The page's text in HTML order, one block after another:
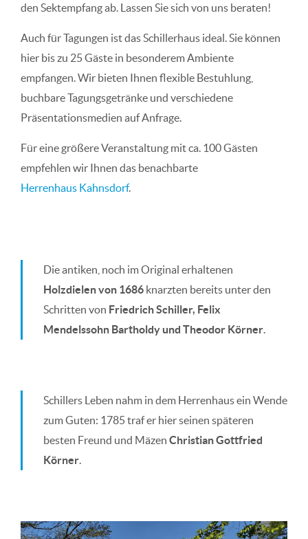
den Sektempfang ab. Lassen Sie sich von uns beraten!
Auch für Tagungen ist das Schillerhaus ideal. Sie können
hier bis zu 25 Gäste in besonderem Ambiente
empfangen. Wir bieten Ihnen flexible Bestuhlung,
buchbare Tagungsgetränke und verschiedene
Präsentationsmedien auf Anfrage.
Für eine größere Veranstaltung mit ca. 100 Gästen
empfehlen wir Ihnen das benachbarte
Herrenhaus Kahnsdorf.
Die antiken, noch im Original erhaltenen
Holzdielen von 1686 knarzten bereits unter den
Schritten von Friedrich Schiller, Felix
Mendelssohn Bartholdy und Theodor Körner.
Schillers Leben nahm in dem Herrenhaus ein Wende
zum Guten: 1785 traf er hier seinen späteren
besten Freund und Mäzen Christian Gottfried
Körner.